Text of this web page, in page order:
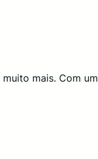
mais. Com